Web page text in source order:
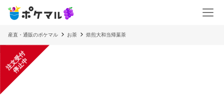
産直・通販のポケマル お茶 焙煎大和当帰葉茶
注
文
受
付
停
止
中